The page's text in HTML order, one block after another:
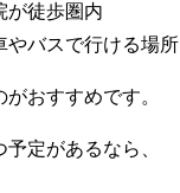
が徒歩圏内
やバスで行ける場所
おすすめです。
定があるなら、